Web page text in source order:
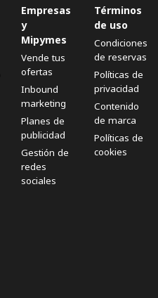
Empresas
y
Mipymes
Vende tus
ofertas
Inbound
marketing
Planes de
publicidad
Gestión de
redes
sociales
Términos
de uso
Condiciones
de reservas
Políticas de
privacidad
Contenido
de marca
Políticas de
cookies